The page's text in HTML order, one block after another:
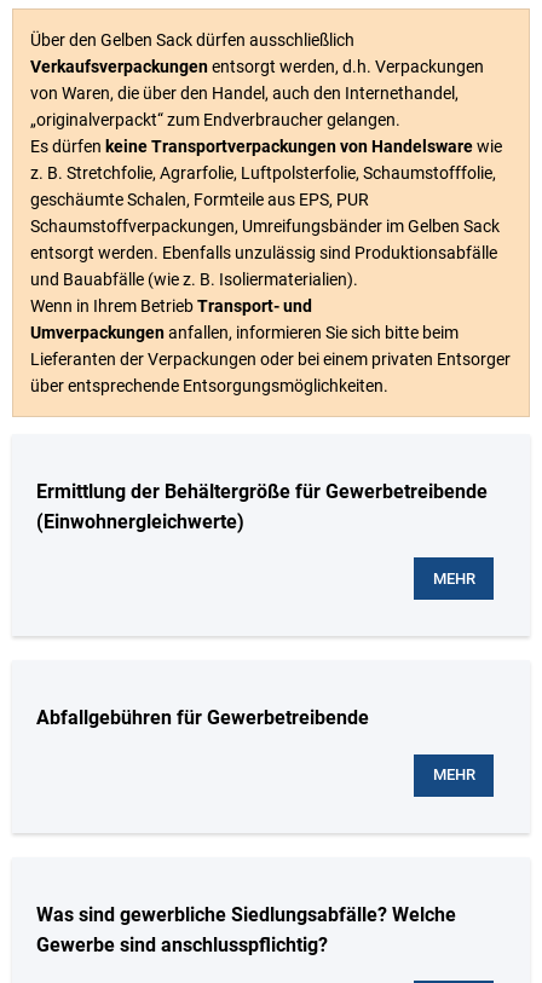
Über den Gelben Sack dürfen ausschließlich
Verkaufsverpackungenentsorgt werden, d.h. Verpackungen
von Waren, die über den Handel, auch den Internethandel,
„originalverpackt“ zum Endverbraucher gelangen.
Es dürfen keine Transportverpackungen von Handelswarewie
z. B. Stretchfolie, Agrarfolie, Luftpolsterfolie, Schaumstofffolie,
geschäumte Schalen, Formteile aus EPS, PUR
Schaumstoffverpackungen, Umreifungsbänder im Gelben Sack
entsorgt werden. Ebenfalls unzulässig sind Produktionsabfälle
und Bauabfälle (wie z. B. Isoliermaterialien).
Wenn in Ihrem BetriebTransport- und
Umverpackungenanfallen, informieren Sie sich bitte beim
Lieferanten der Verpackungen oder bei einem privaten Entsorger
über entsprechende Entsorgungsmöglichkeiten.
Ermittlung der Behältergröße für Gewerbetreibende
(Einwohnergleichwerte)
MEHR
Abfallgebühren für Gewerbetreibende
MEHR
Was sind gewerbliche Siedlungsabfälle? Welche
Gewerbe sind anschlusspflichtig?